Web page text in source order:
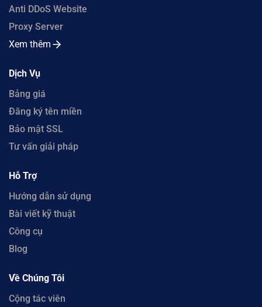
Anti DDoS Website
Proxy Server
Xem thêm
Dịch Vụ
Bảng giá
Đăng ký tên miền
Bảo mật SSL
Tư vấn giải pháp
Hỗ Trợ
Hướng dẫn sử dụng
Bài viết kỹ thuật
Công cụ
Blog
Về Chúng Tôi
Cộng tác viên